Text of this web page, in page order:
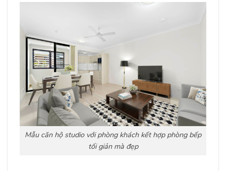
Mẫu căn hộ studio với phòng khách kết hợp phòng bếp
tối giản mà đẹp